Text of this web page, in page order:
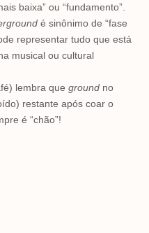
baixa” ou “fundamento”.
é sinônimo de “fase
representar tudo que está
musical ou cultural
lembra que ground no
restante após coar o
é “chão”!